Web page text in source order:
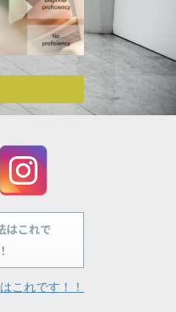
はこれで
これです！！